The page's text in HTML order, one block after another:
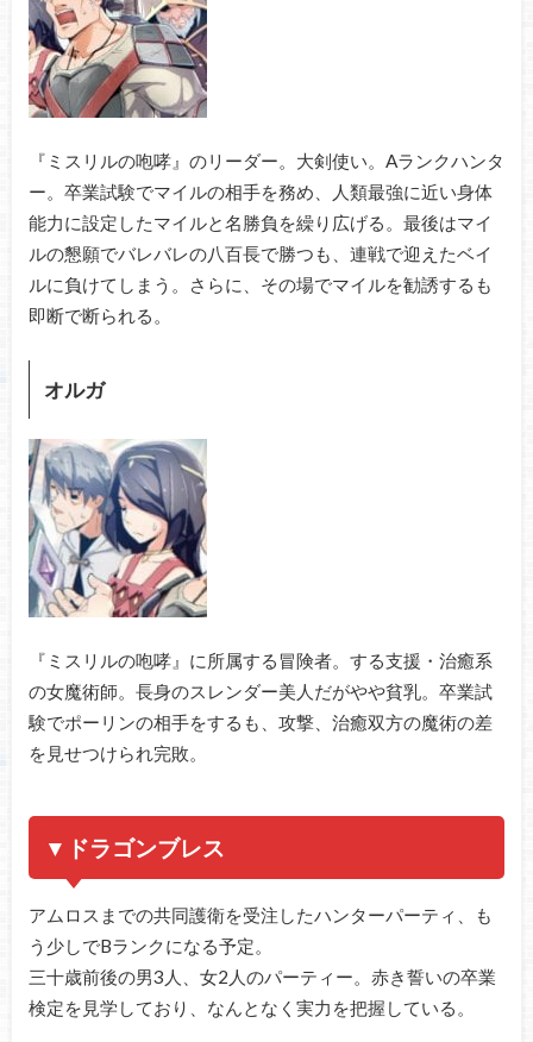
『ミスリルの咆哮』のリーダー。大剣使い。Aランクハンタ
ー。卒業試験でマイルの相手を務め、人類最強に近い身体
能力に設定したマイルと名勝負を繰り広げる。最後はマイ
ルの懇願でバレバレの八百長で勝つも、連戦で迎えたベイ
ルに負けてしまう。さらに、その場でマイルを勧誘するも
即断で断られる。
オルガ
『ミスリルの咆哮』に所属する冒険者。する支援・治癒系
の女魔術師。長身のスレンダー美人だがやや貧乳。卒業試
験でポーリンの相手をするも、攻撃、治癒双方の魔術の差
を見せつけられ完敗。
▼ドラゴンブレス
アムロスまでの共同護衛を受注したハンターパーティ、も
う少しでBランクになる予定。
三十歳前後の男3人、女2人のパーティー。赤き誓いの卒業
検定を見学しており、なんとなく実力を把握している。